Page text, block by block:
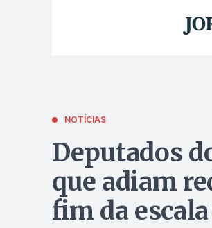
NOTÍCIAS
Deputados
que adiam
fim da escala